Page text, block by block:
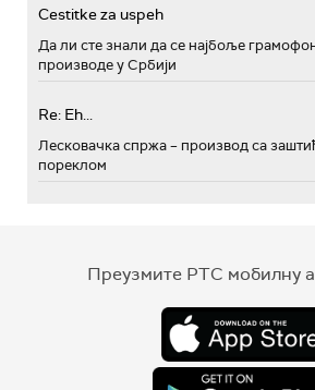
Cestitke za uspeh
Да ли сте знали да се најбоље
производе у Србији
Re: Eh...
Лесковачка спржа – производ са
пореклом
Преузмите РТС мобилну